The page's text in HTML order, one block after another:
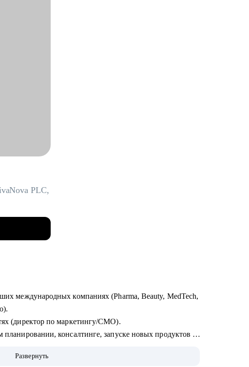
PLC,
международных компаниях (Pharma, Beauty, MedTech,
(директор по маркетингу/СМО).
планировании, консалтинге, запуске новых продуктов и
Развернуть